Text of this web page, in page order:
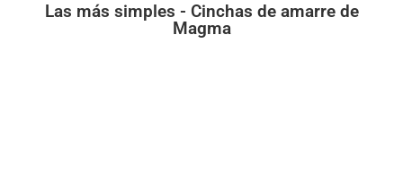
Las más simples - Cinchas de amarre de
Magma